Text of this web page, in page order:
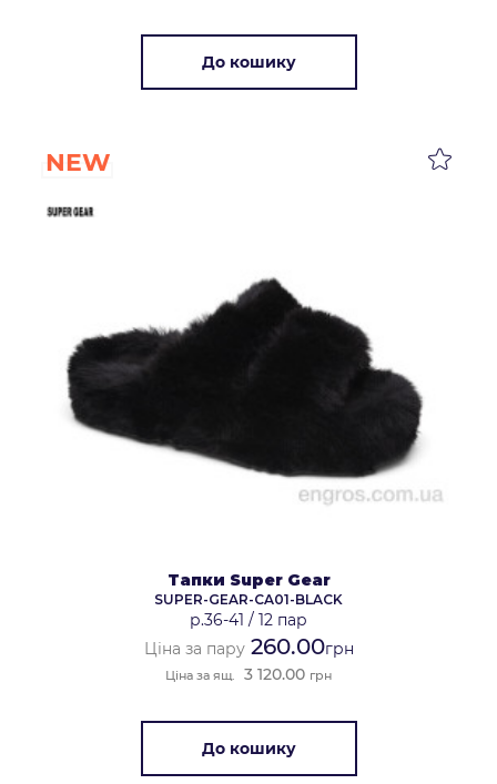
До кошику
NEW
Тапки Super Gear
SUPER-GEAR-CA01-BLACK
р.36-41 / 12 пар
Ціна за пару260.00грн
Ціна за ящ. 3 120.00 грн
До кошику